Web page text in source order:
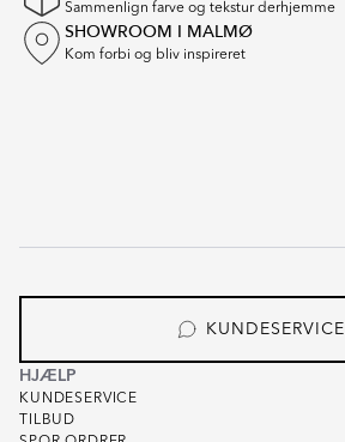
Sammenlign farve og tekstur derhjemme
SHOWROOM I MALMØ
Kom forbi og bliv inspireret
KUNDESERVICE
HJÆLP
KUNDESERVICE
TILBUD